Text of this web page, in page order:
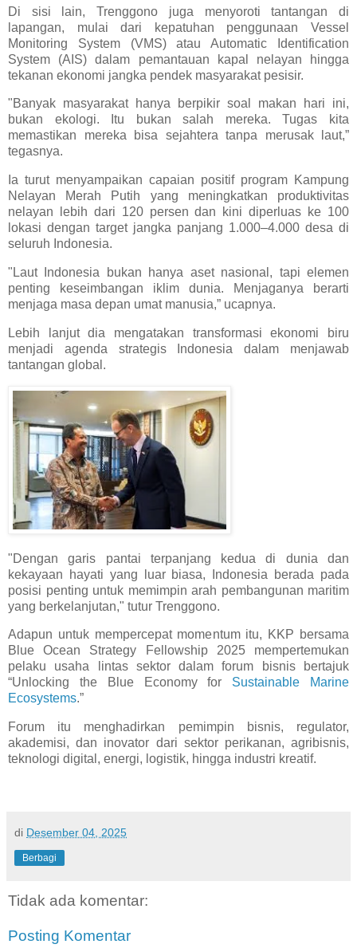
Di sisi lain, Trenggono juga menyoroti tantangan di
lapangan, mulai dari kepatuhan penggunaan Vessel
Monitoring System (VMS) atau Automatic Identification
System (AIS) dalam pemantauan kapal nelayan hingga
tekanan ekonomi jangka pendek masyarakat pesisir.
"Banyak masyarakat hanya berpikir soal makan hari ini,
bukan ekologi. Itu bukan salah mereka. Tugas kita
memastikan mereka bisa sejahtera tanpa merusak laut,”
tegasnya.
Ia turut menyampaikan capaian positif program Kampung
Nelayan Merah Putih yang meningkatkan produktivitas
nelayan lebih dari 120 persen dan kini diperluas ke 100
lokasi dengan target jangka panjang 1.000–4.000 desa di
seluruh Indonesia.
"Laut Indonesia bukan hanya aset nasional, tapi elemen
penting keseimbangan iklim dunia. Menjaganya berarti
menjaga masa depan umat manusia,” ucapnya.
Lebih lanjut dia mengatakan transformasi ekonomi biru
menjadi agenda strategis Indonesia dalam menjawab
tantangan global.
"Dengan garis pantai terpanjang kedua di dunia dan
kekayaan hayati yang luar biasa, Indonesia berada pada
posisi penting untuk memimpin arah pembangunan maritim
yang berkelanjutan," tutur Trenggono.
Adapun untuk mempercepat momentum itu, KKP bersama
Blue Ocean Strategy Fellowship 2025 mempertemukan
pelaku usaha lintas sektor dalam forum bisnis bertajuk
“Unlocking the Blue Economy for Sustainable Marine
Ecosystems.”
Forum itu menghadirkan pemimpin bisnis, regulator,
akademisi, dan inovator dari sektor perikanan, agribisnis,
teknologi digital, energi, logistik, hingga industri kreatif.
di Desember 04, 2025
Berbagi
Tidak ada komentar:
Posting Komentar